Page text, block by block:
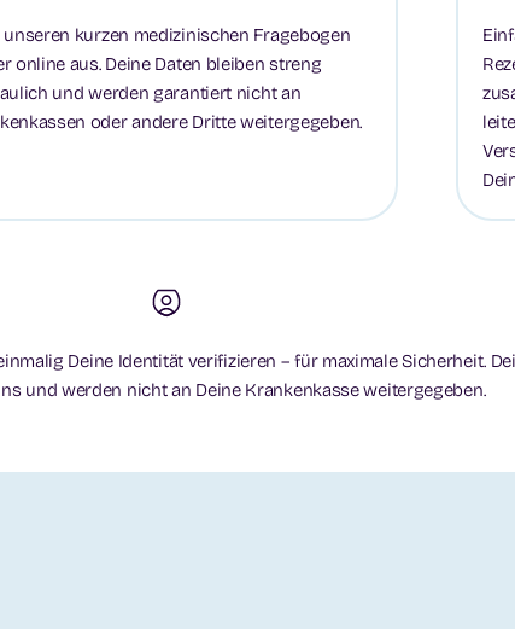
unseren kurzen medizinischen Fragebogen
online aus. Deine Daten bleiben streng
und werden garantiert nicht an
oder andere Dritte weitergegeben.
Deine Identität verifizieren – für maximale Sicherheit.
und werden nicht an Deine Krankenkasse weitergegeben.